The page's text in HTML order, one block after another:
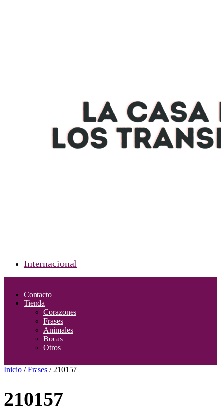
Internacional
Contacto
Tienda
Corazones
Frases
Animales
Bocas
Otros
Inicio /Frases / 210157
210157